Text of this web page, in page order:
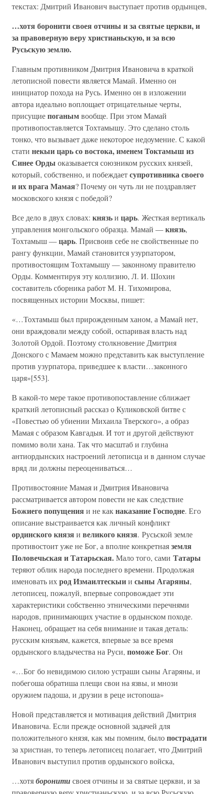
текстах: Дмитрий Иванович выступает против ордынцев,
…хотя боронити своея отчины и за святые церкви, и
за правоверную веру христианьскую, и за всю
Русьскую землю.
Главным противником Дмитрия Ивановича в краткой
летописной повести является Мамай. Именно он
инициатор похода на Русь. Именно он в изложении
автора идеально воплощает отрицательные черты,
присущиепоганымвообще. При этом Мамай
противопоставляется Тохтамышу. Это сделано столь
тонко, что вызывает даже некоторое недоумение. С какой
стати некыи царь со востока, именем Токтамыш из
Синее Орды оказывается союзником русских князей,
который, собственно, и побеждаетсупротивника своего
и их врага Мамая? Почему он чуть ли не поздравляет
московского князя с победой?
Все дело в двух словах: князьи царь. Жесткая вертикаль
управления монгольского образца. Мамай —князь,
Тохтамыш —царь. Присвоив себе не свойственные по
рангу функции, Мамай становится узурпатором,
противостоящим Тохтамышу — законному правителю
Орды. Комментируя эту коллизию, Л. И. Шохин
составитель сборника работ М. Н. Тихомирова,
посвященных истории Москвы, пишет:
«…Тохтамыш был прирожденным ханом, а Мамай нет,
они враждовали между собой, оспаривая власть над
Золотой Ордой. Поэтому столкновение Дмитрия
Донского с Мамаем можно представить как выступление
против узурпатора, приведшее к власти…законного
царя»[553].
В какой-то мере такое противопоставление сближает
краткий летописный рассказ о Куликовской битве с
«Повестью об убиении Михаила Тверского», а образ
Мамая с образом Кавгадыя. И тот и другой действуют
помимо воли хана. Так что масштаб и глубина
антиордынских настроений летописца и в данном случае
вряд ли должны переоцениваться…
Противостояние Мамая и Дмитрия Ивановича
рассматривается автором повести не как следствие
Божиего попущения и не какнаказание Господне. Его
описание выстраивается как личный конфликт
ординского князя и великого князя. Русьской земле
противостоит уже не Бог, а вполне конкретнаяземля
Половечьская и Татарьская.Мало того, сами Татары
теряют облик народа последнего времени. Продолжая
именовать ихрод Измаилтескыии сыны Агаряны,
летописец, пожалуй, впервые сопровождает эти
характеристики собственно этническими перечнями
народов, принимающих участие в ордынском походе.
Наконец, обращает на себя внимание и такая деталь:
русским князьям, кажется, впервые за все время
ордынского владычества на Руси, поможе Бог. Он
«…Бог бо невидимою силою устраши сыны Агаряны, и
побегоша обратиша плещи свои на язвы, и мнози
оружием падоша, и друзии в реце истопоша»
Новой представляется и мотивация действий Дмитрия
Ивановича. Если прежде основной задачей для
положительного князя, как мы помним, былопострадати
за христиан, то теперь летописец полагает, что Дмитрий
Иванович выступил против ордынского войска,
…хотяборонитисвоея отчины и за святые церкви, и за